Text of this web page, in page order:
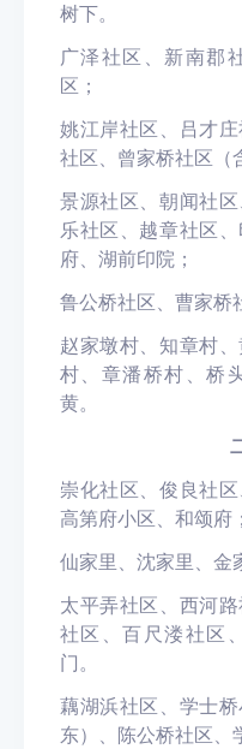
树下。
广泽社区、新南郡
区；
姚江岸社区、吕才
社区、曾家桥社区（
景源社区、朝闻社
乐社区、越章社区
府、湖前印院；
鲁公桥社区、曹家桥
赵家墩村、知章村
村、章潘桥村、桥
黄。
崇化社区、俊良社
高第府小区、和颂府；
仙家里、沈家里、金
太平弄社区、西河
社区、百尺溇社区
门。
藕湖浜社区、学士
东）、陈公桥社区、